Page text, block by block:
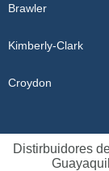
Brawler
Kimberly-Clark
Croydon
Distirbuidores